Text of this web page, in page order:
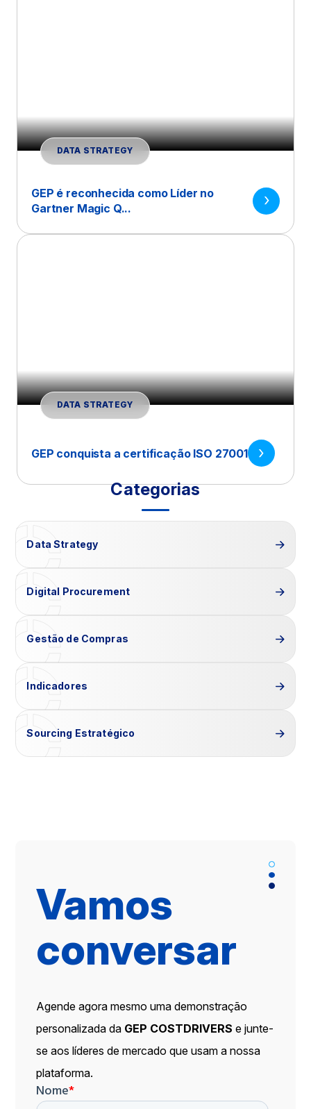
DATA STRATEGY
GEP é reconhecida como Líder no
Gartner Magic Q...
DATA STRATEGY
GEP conquista a certificação ISO 27001
Categorias
Data Strategy
Digital Procurement
Gestão de Compras
Indicadores
Sourcing Estratégico
Vamos
conversar
Agende agora mesmo uma demonstração
personalizada da GEP COSTDRIVERS e junte-
se aos líderes de mercado que usam a nossa
plataforma.